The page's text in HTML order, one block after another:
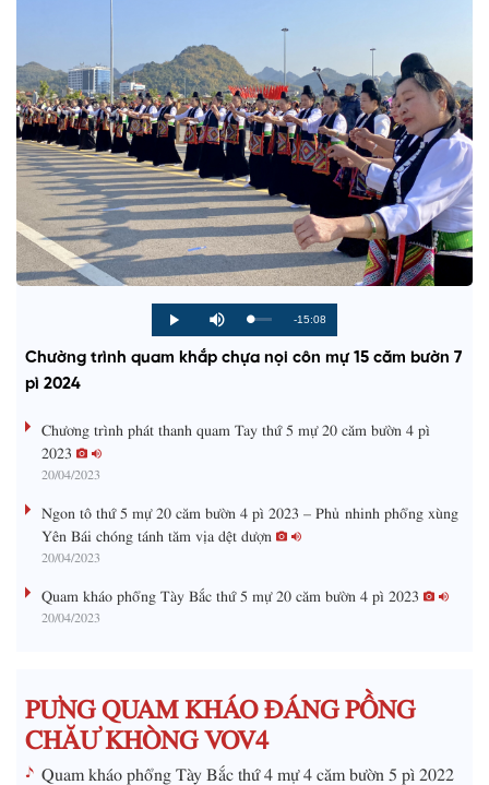
P
l
M
u
e
L
d
e
P
r
g
%
R
e
i
e
-15:08
Chường trình quam khắp chựa nọi côn mự 15 căm bườn 7
pì 2024
Chương trình phát thanh quam Tay thứ 5 mự 20 căm bườn 4 pì
2023
20/04/2023
Ngon tô thứ 5 mự 20 căm bườn 4 pì 2023 – Phủ nhinh phổng xùng
Yên Bái chóng tánh tăm vịa dệt dượn
20/04/2023
Quam kháo phổng Tày Bắc thứ 5 mự 20 căm bườn 4 pì 2023
20/04/2023
PƯNG QUAM KHÁO ĐÁNG PỒNG
CHĂƯ KHÒNG VOV4
Quam kháo phổng Tày Bắc thứ 4 mự 4 căm bườn 5 pì 2022